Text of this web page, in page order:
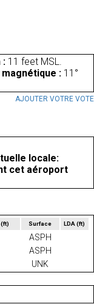
: 11 feet MSL.
: 11°
AJOUTER VOTRE VOTE
locale:
cet aéroport
(ft) Surface LDA(ft)
ASPH
ASPH
UNK